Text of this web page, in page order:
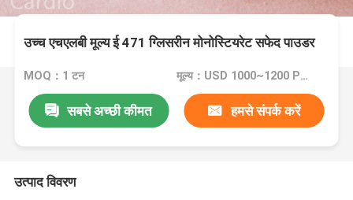
उच्च एचएलबी मूल्य ई 471 ग्लिसरीन मोनोस्टियरेट सफेद पाउडर
MOQ：1 टन मूल्य：USD 1000~1200 Per Ton
सबसे अच्छी कीमत हमसे संपर्क करें
उत्पाद विवरण